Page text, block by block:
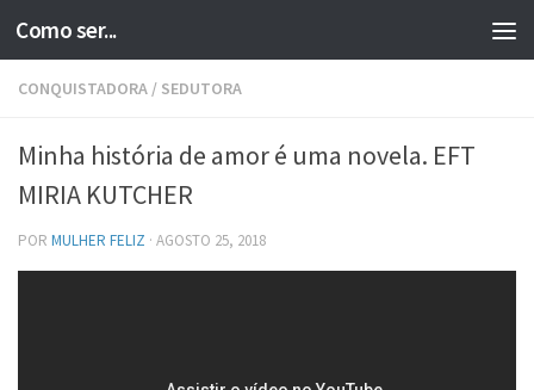
Skip to content
Como ser...
CONQUISTADORA / SEDUTORA
Minha história de amor é uma novela. EFT
MIRIA KUTCHER
POR MULHER FELIZ · AGOSTO 25, 2018